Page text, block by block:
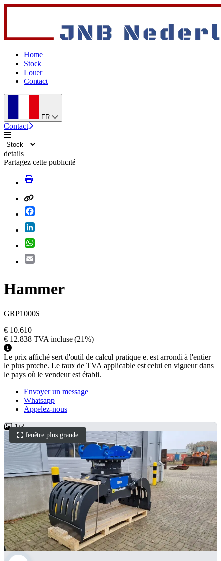
Home
Stock
Louer
Contact
FR
Contact
details
Partagez cette publicité
Hammer
GRP1000S
€ 10.610
€ 12.838 TVA incluse (21%)
Le prix affiché sert d'outil de calcul pratique et est arrondi à l'entier
le plus proche. Le taux de TVA applicable est celui en vigueur dans
le pays où le vendeur est établi.
Envoyer un message
Whatsapp
Appelez-nous
fenêtre plus grande
1/3